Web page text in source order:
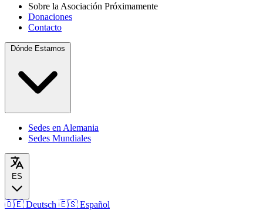
Sobre la Asociación Próximamente
Donaciones
Contacto
Dónde Estamos
Sedes en Alemania
Sedes Mundiales
ES
🇩🇪 Deutsch 🇪🇸 Español